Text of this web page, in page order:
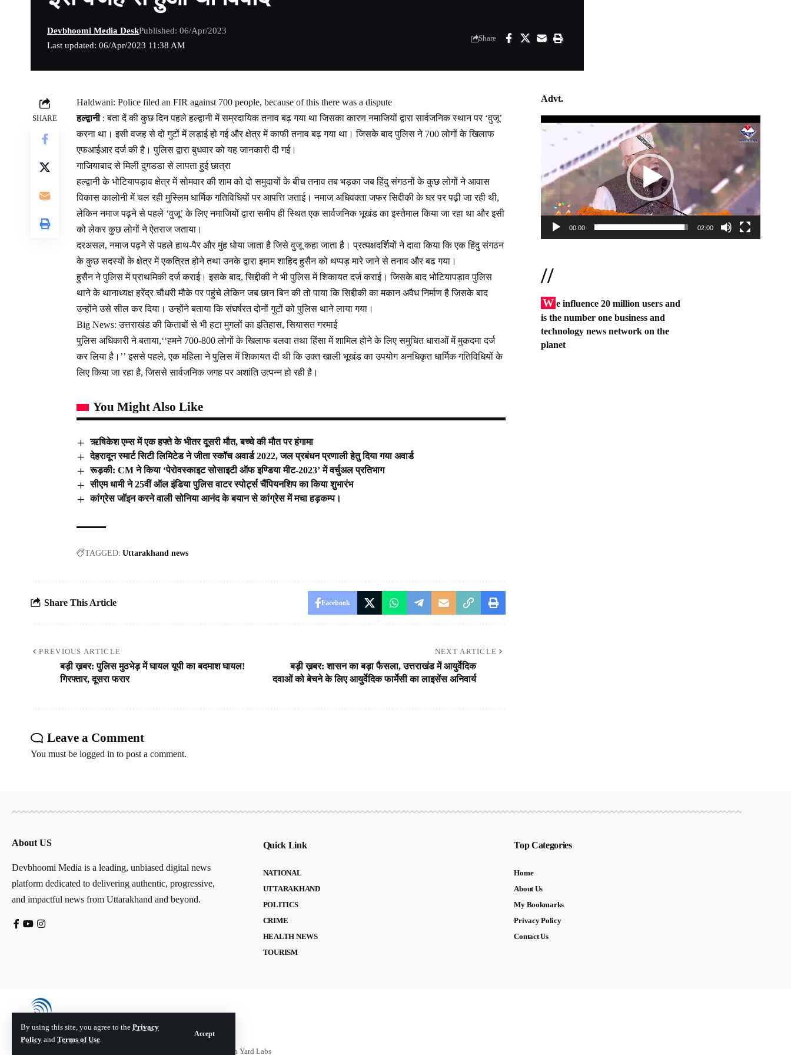
By using this site, you agree to the Privacy
Policy and Terms of Use.
Accept
Last updated: 06/Apr/2023 11:38 AM
Devbhoomi Media DeskPublished: 06/Apr/2023
Share
SHARE
Haldwani: Police filed an FIR against 700 people, because of this there was a dispute
हल्द्वानी: बता दें की कुछ दिन पहले हल्द्वानी में सम्रदायिक तनाव बढ़ गया था जिसका कारण नमाजियों द्वारा सार्वजनिक स्थान पर ‘वुजू’
करना था। इसी वजह से दो गुटों में लड़ाई हो गई और क्षेत्र में काफी तनाव बढ़ गया था। जिसके बाद पुलिस ने 700 लोगों के खिलाफ
एफआईआर दर्ज की है। पुलिस द्वारा बुधवार को यह जानकारी दी गई।
गाजियाबाद से मिली दुगडडा से लापता हुई छात्रा
हल्द्वानी के भोटियापड़ाव क्षेत्र में सोमवार की शाम को दो समुदायों के बीच तनाव तब भड़का जब हिंदु संगठनों के कुछ लोगों ने आवास
विकास कालोनी में चल रही मुस्लिम धार्मिक गतिविधियों पर आपत्ति जताई। नमाज अधिवक्ता जफर सिद्दीकी के घर पर पढ़ी जा रही थी,
लेकिन नमाज पढ़ने से पहले ‘वुजू’ के लिए नमाजियों द्वारा समीप ही स्थित एक सार्वजनिक भूखंड का इस्तेमाल किया जा रहा था और इसी
को लेकर कुछ लोगों ने ऐतराज जताया।
दरअसल, नमाज पढ़ने से पहले हाथ-पैर और मुंह धोया जाता है जिसे वुजू कहा जाता है। प्रत्यक्षदर्शियों ने दावा किया कि एक हिंदु संगठन
के कुछ सदस्यों के क्षेत्र में एकत्रित होने तथा उनके द्वारा इमाम शाहिद हुसैन को थप्पड़ मारे जाने से तनाव और बढ गया।
हुसैन ने पुलिस में प्राथमिकी दर्ज कराई। इसके बाद, सिद्दीकी ने भी पुलिस में शिकायत दर्ज कराई। जिसके बाद भोटियापड़ाव पुलिस
थाने के थानाध्यक्ष हरेंद्र चौधरी मौके पर पहुंचे लेकिन जब छान बिन की तो पाया कि सिद्दीकी का मकान अवैध निर्माण है जिसके बाद
उन्होंने उसे सील कर दिया। उन्होंने बताया कि संघर्षरत दोनों गुटों को पुलिस थाने लाया गया।
Big News: उत्तराखंड की किताबों से भी हटा मुगलों का इतिहास, सियासत गरमाई
पुलिस अधिकारी ने बताया,‘‘हमने 700-800 लोगों के खिलाफ बलवा तथा हिंसा में शामिल होने के लिए समुचित धाराओं में मुकदमा दर्ज
कर लिया है।’’ इससे पहले, एक महिला ने पुलिस में शिकायत दी थी कि उक्त खाली भूखंड का उपयोग अनधिकृत धार्मिक गतिविधियों के
लिए किया जा रहा है, जिससे सार्वजनिक जगह पर अशांति उत्पन्न हो रही है।
You Might Also Like
ऋषिकेश एम्स में एक हफ्ते के भीतर दूसरी मौत, बच्चे की मौत पर हंगामा
देहरादून स्मार्ट सिटी लिमिटेड ने जीता स्कॉच अवार्ड 2022, जल प्रबंधन प्रणाली हेतु दिया गया अवार्ड
रूड़की: CM ने किया ‘पेरोवस्काइट सोसाइटी ऑफ इण्डिया मीट-2023’ में वर्चुअल प्रतिभाग
सीएम धामी ने 25वीं ऑल इंडिया पुलिस वाटर स्पोर्ट्स चैंपियनशिप का किया शुभारंभ
कांग्रेस जॉइन करने वाली सोनिया आनंद के बयान से कांग्रेस में मचा हड़कम्प।
TAGGED: Uttarakhand news
Share This Article Facebook
PREVIOUS ARTICLE
बड़ी ख़बर: पुलिस मुठभेड़ में घायल यूपी का बदमाश घायल!
गिरफ्तार, दूसरा फरार
NEXT ARTICLE
बड़ी ख़बर: शासन का बड़ा फैसला, उत्तराखंड में आयुर्वेदिक
दवाओं को बेचने के लिए आयुर्वेदिक फार्मेसी का लाइसेंस अनिवार्य
Leave a Comment
You must be logged in to post a comment.
Advt.
Video
00:00 02:00
//
W e influence 20 million users and
is the number one business and
technology news network on the
planet
About US
Devbhoomi Media is a leading, unbiased digital news
platform dedicated to delivering authentic, progressive,
and impactful news from Uttarakhand and beyond.
Quick Link
NATIONAL
UTTARAKHAND
POLITICS
CRIME
HEALTH NEWS
TOURISM
Top Categories
Home
About Us
My Bookmarks
Privacy Policy
Contact Us
Tech Yard Labs